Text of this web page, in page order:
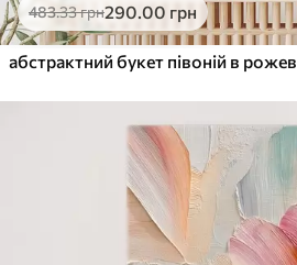
483.33грн290.00 грн